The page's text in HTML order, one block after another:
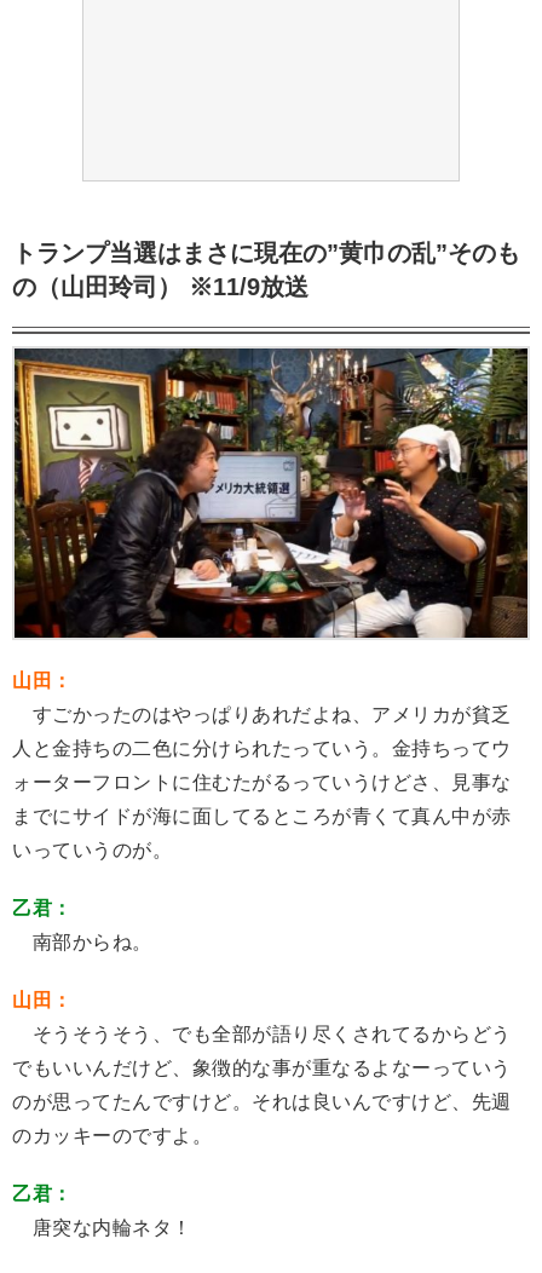
トランプ当選はまさに現在の”黄巾の乱”そのも
の（山田玲司） ※11/9放送
山田：
すごかったのはやっぱりあれだよね、アメリカが貧乏
人と金持ちの二色に分けられたっていう。金持ちってウ
ォーターフロントに住むたがるっていうけどさ、見事な
までにサイドが海に面してるところが青くて真ん中が赤
いっていうのが。
乙君：
南部からね。
山田：
そうそうそう、でも全部が語り尽くされてるからどう
でもいいんだけど、象徴的な事が重なるよなーっていう
のが思ってたんですけど。それは良いんですけど、先週
のカッキーのですよ。
乙君：
唐突な内輪ネタ！